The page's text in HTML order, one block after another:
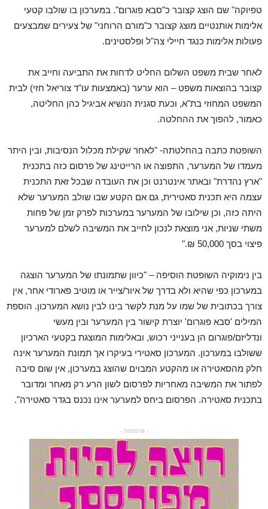
טפיוקה" שם הוצג קצובר כ"סבא פוגרום". במערכון בו שולבו קטעי
אלימות אותנטיים מוצג קצובר כ"מורם הרוחני" של צעירים שמבצעים
פעולות אלימות כנגד חיילי צה"ל ופלסטינים.
לאחר שבית משפט השלום החליט לדחות את התביעה וחייב את
קצובר בהוצאות משפט – הוא ערער (באמצעות עו"ד צוריאל חזי) לבית
המשפט המחוזי בת"א, וכעת סגנית הנשיא אביגיל כהן החליטה,
כאמור, להפוך את ההחלטה.
השופטת כתבה בהחלטתה- "לאחר שקילת מכלול הנסיבות, ובין היתר
מעמדו של המערער, התפוצה או הרייטינג של פרסום כזה בתכנית
"ארץ נהדרת" ובאתר אינטרנט וכן את העובדה שבכל זאת התכנית
עצמה היא תכנית סאטירית, גם אם הקטע שבו שולב המערער שלא
היתה כזה, וכן שילובו של המערער במערכות לפרק זמן של פחות
משתי שניות, אני מוצאת לנכון לחייב את המשיבה לשלם למערער
פיצוי בסך 50,000 ₪."
בין נימוקיה השופטת הוסיפה – "כיוון שתמונתו של המערער הוצגה
במערכון כפי שהיא ולא בדרך של איור/צייר או מוטיב פארודי אחר, אין
צורך בכתובית של שמו על מנת לקשר בינו לבין נושא המערכון. הוספת
המילים 'סבא פוגרום' יוצרת קישור בין המערער ובין מעשי
ונדליזם/פוגרום הן בענייני רכוש, ובאלימות המוצגת בקטעי הארכיון
ששולבו במערכון. המערכון סאטירי בעיקרו אך תמונת המערער אינה
חלק מהסאטירה או מהקטע המבוים שהוצג במערכון, אין שום סיבה
לפתור את המשיבה מאחריות לפרסום לשון הרע רק מאחר ומדובר
בתכנית סאטירה. הפרסום ביחס למערער אינו נכנס בגדר סאטירה".
- פרסומת -